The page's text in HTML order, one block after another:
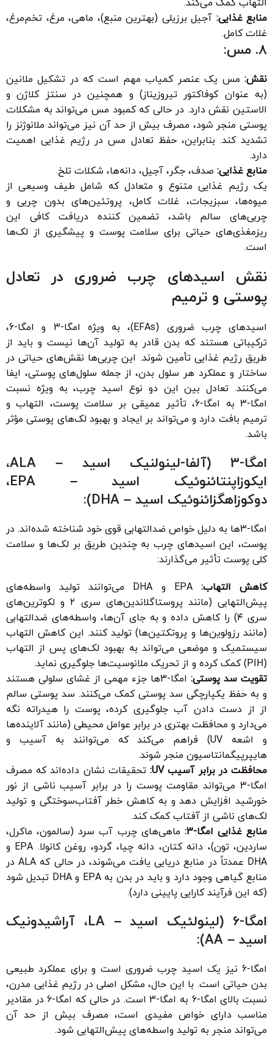
التهاب کمک می‌کند.
منابع غذایی: آجیل برزیلی (بهترین منبع)، ماهی، مرغ، تخم‌مرغ،
غلات کامل.
۸. مس:
نقش: مس یک عنصر کمیاب مهم است که در تشکیل ملانین
(به عنوان کوفاکتور تیروزیناز) و همچنین در سنتز کلاژن و
الاستین نقش دارد. در حالی که کمبود مس می‌تواند به مشکلات
پوستی منجر شود، مصرف بیش از حد آن نیز می‌تواند ملانوژنز را
تشدید کند. بنابراین، حفظ تعادل مس در رژیم غذایی اهمیت
دارد.
منابع غذایی: صدف، جگر، آجیل، دانه‌ها، شکلات تلخ.
یک رژیم غذایی متنوع و متعادل که شامل طیف وسیعی از
میوه‌ها، سبزیجات، غلات کامل، پروتئین‌های بدون چربی و
چربی‌های سالم باشد، تضمین کننده دریافت کافی این
ریزمغذی‌های حیاتی برای سلامت پوست و پیشگیری از لک‌ها
است.
نقش اسیدهای چرب ضروری در تعادل
پوستی و ترمیم
اسیدهای چرب ضروری (EFAs)، به ویژه امگا-3 و امگا-6،
ترکیباتی هستند که بدن قادر به تولید آن‌ها نیست و باید از
طریق رژیم غذایی تأمین شوند. این چربی‌ها نقش‌های حیاتی در
ساختار و عملکرد هر سلول بدن، از جمله سلول‌های پوستی، ایفا
می‌کنند. تعادل بین این دو نوع اسید چرب، به ویژه نسبت
امگا-3 به امگا-6، تأثیر عمیقی بر سلامت پوست، التهاب و
ترمیم بافت دارد و می‌تواند بر ایجاد و بهبود لک‌های پوستی مؤثر
باشد.
امگا-3 (آلفا-لینولنیک اسید – ALA،
ایکوزاپنتائنوئیک اسید – EPA،
دوکوزاهگزائنوئیک اسید – DHA):
امگا-3ها به دلیل خواص ضدالتهابی قوی خود شناخته شده‌اند. در
پوست، این اسیدهای چرب به چندین طریق بر لک‌ها و سلامت
کلی پوست تأثیر می‌گذارند:
کاهش التهاب:
EPA و DHA می‌توانند تولید واسطه‌های
پیش‌التهابی (مانند پروستاگلاندین‌های سری ۲ و لکوترین‌های
سری ۴) را کاهش داده و به جای آن‌ها، واسطه‌های ضدالتهابی
(مانند رزولوین‌ها و پروتکتین‌ها) تولید کنند. این کاهش التهاب
سیستمیک و موضعی می‌تواند به بهبود لک‌های پس از التهاب
(PIH) کمک کرده و از تحریک ملانوسیت‌ها جلوگیری نماید.
تقویت سد پوستی:
امگا-3ها جزء مهمی از غشای سلولی هستند
و به حفظ یکپارچگی سد پوستی کمک می‌کنند. سد پوستی سالم
از از دست دادن آب جلوگیری کرده، پوست را هیدراته نگه
می‌دارد و محافظت بهتری در برابر عوامل محیطی (مانند آلاینده‌ها
و اشعه UV) فراهم می‌کند که می‌توانند به آسیب و
هایپرپیگمانتاسیون منجر شوند.
محافظت در برابر آسیب UV:
تحقیقات نشان داده‌اند که مصرف
امگا-3 می‌تواند مقاومت پوست را در برابر آسیب ناشی از نور
خورشید افزایش دهد و به کاهش خطر آفتاب‌سوختگی و تولید
لک‌های ناشی از آفتاب کمک کند.
منابع غذایی امگا-3:
ماهی‌های چرب آب سرد (سالمون، ماکرل،
ساردین، تون)، دانه کتان، دانه چیا، گردو، روغن کانولا. EPA و
DHA عمدتاً در منابع دریایی یافت می‌شوند، در حالی که ALA در
منابع گیاهی وجود دارد و باید در بدن به EPA و DHA تبدیل شود
(که این فرآیند کارایی پایینی دارد).
امگا-6 (لینولئیک اسید – LA، آراشیدونیک
اسید – AA):
امگا-6 نیز یک اسید چرب ضروری است و برای عملکرد طبیعی
بدن حیاتی است. با این حال، مشکل اصلی در رژیم غذایی مدرن،
نسبت بالای امگا-6 به امگا-3 است. در حالی که امگا-6 در مقادیر
مناسب دارای خواص مفیدی است، مصرف بیش از حد آن
می‌تواند منجر به تولید واسطه‌های پیش‌التهابی شود.